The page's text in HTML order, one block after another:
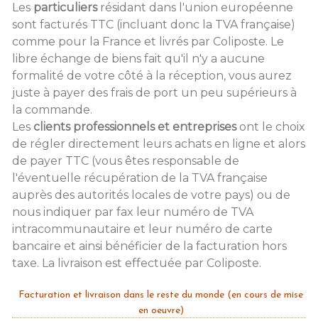
Les particuliersrésidant dans l'union européenne
sont facturés TTC (incluant donc la TVA française)
comme pour la France et livrés par Coliposte. Le
libre échange de biens fait qu'il n'y a aucune
formalité de votre côté à la réception, vous aurez
juste à payer des frais de port un peu supérieurs à
la commande.
Les clients professionnels et entreprisesont le choix
de régler directement leurs achats en ligne et alors
de payer TTC (vous êtes responsable de
l'éventuelle récupération de la TVA française
auprès des autorités locales de votre pays) ou de
nous indiquer par fax leur numéro de TVA
intracommunautaire et leur numéro de carte
bancaire et ainsi bénéficier de la facturation hors
taxe. La livraison est effectuée par Coliposte.
Facturation et livraison dans le reste du monde (en cours de mise
en oeuvre)